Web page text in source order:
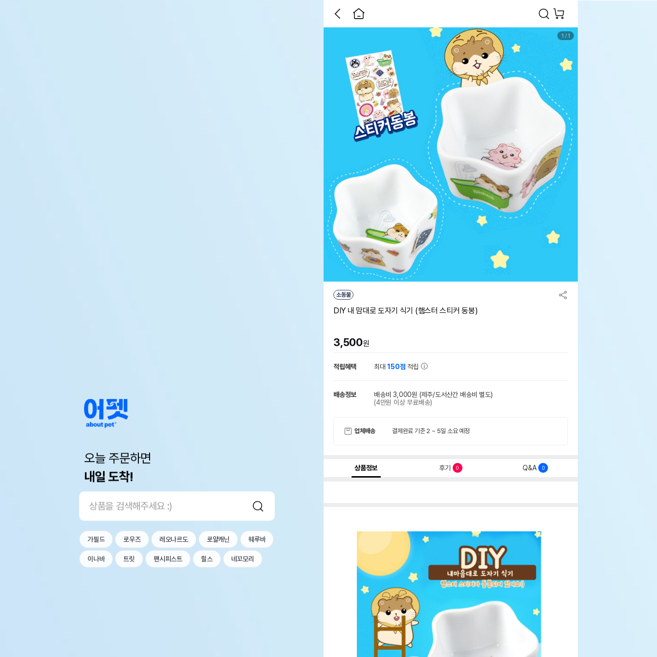
오늘 주문하면
내일 도착!
가필드 로우즈 레오나르도 로얄캐닌 웨루바
이나바 트릿 팬시피스트 힐스 네꼬모리
1 / 1
소동물
DIY 내 맘대로 도자기 식기 (햄스터 스티커 동봉)
3,500원
적립혜택 최대150점 적립
배송정보 배송비 3,000원 (제주/도서산간 배송비 별도)
(4만원 이상 무료배송)
업체배송 결제완료 기준 2 ~ 5일 소요 예정
상품정보 후기 0 Q&A 0